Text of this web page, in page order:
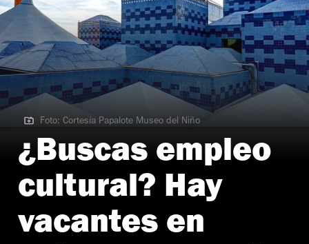
Foto: Cortesía Papalote Museo del Niño
Foto: Cortesía Papalote Museo del Niño
¿Buscas empleo
cultural? Hay
vacantes en